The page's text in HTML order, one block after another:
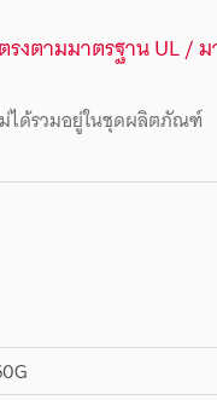
ม่ได้รวมอยู่ในชุดผลิตภัณฑ์
ตรงตามมาตรฐาน UL / ม